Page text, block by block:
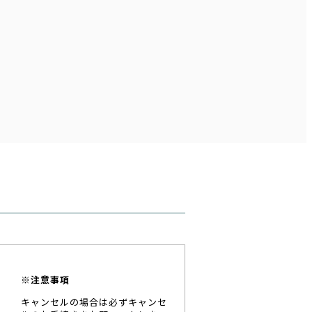
※注意事項
キャンセルの場合は必ずキャンセ